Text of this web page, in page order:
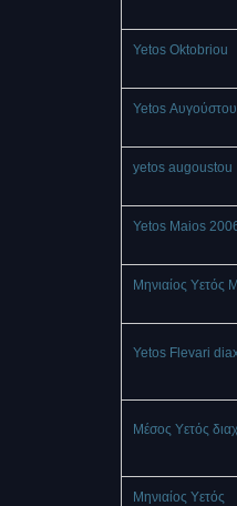
Yetos Oktobriou
Yetos Αυγούστου
yetos augoustou
Yetos Maios
Μηνιαίος Υετός
Yetos Flevari
Μέσος Υετός
Μηνιαίος Υετός